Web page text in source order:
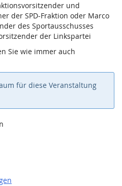
und
der SPD-Fraktion oder Marco
des Sportausschusses
der Linkspartei
Sie wie immer auch
für diese Veranstaltung